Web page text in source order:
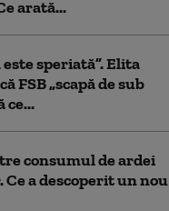
arată...
speriată”. Elita
FSB „scapă de sub
ce...
consumul de ardei
Ce a descoperit un nou